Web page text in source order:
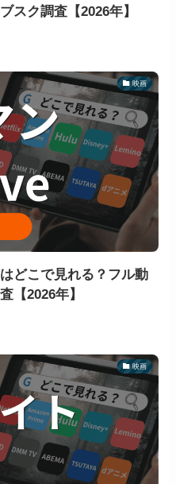
スク調査【2026年】
映画
どこで見れる？フル動
【2026年】
映画